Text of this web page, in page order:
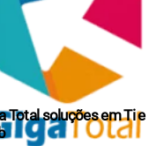
Total soluções em Ti e